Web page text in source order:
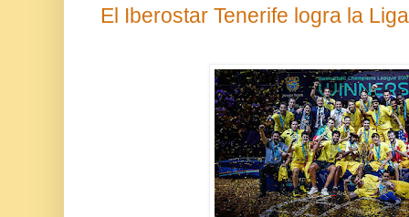
El Iberostar Tenerife logra la